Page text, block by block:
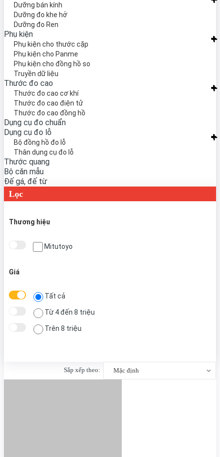
Dưỡng bán kính
Dưỡng đo khe hở
Dưỡng đo Ren
Phụ kiện
Phụ kiện cho thước cặp
Phụ kiện cho Panme
Phụ kiện cho đồng hồ so
Truyền dữ liệu
Thước đo cao
Thước đo cao cơ khí
Thước đo cao điện tử
Thước đo cao đồng hồ
Dụng cụ đo chuẩn
Dụng cụ đo lỗ
Bộ đồng hồ đo lỗ
Thân dụng cụ đo lỗ
Thước quang
Bộ căn mẫu
Đế gá, đế từ
Lọc
Thương hiệu
Mitutoyo
Giá
Tất cả
Từ 4 đến 8 triệu
Trên 8 triệu
Sắp xếp theo: Mặc định